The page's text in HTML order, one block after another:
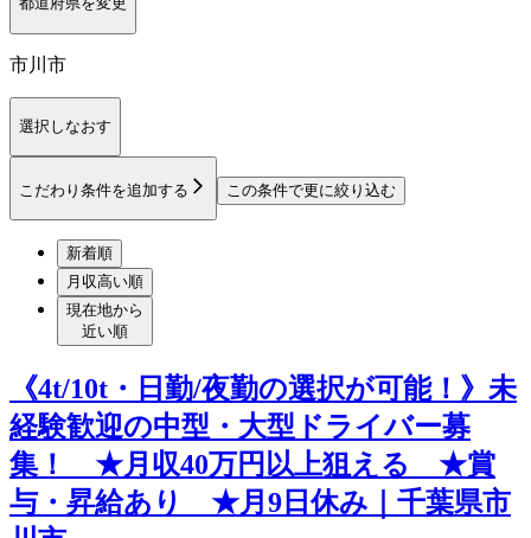
市川市
選択しなおす
こだわり条件を追加する この条件で更に絞り込む
新着順
月収高い順
現在地から
近い順
《4t/10t・日勤/夜勤の選択が可能！》未
経験歓迎の中型・大型ドライバー募
集！ ★月収40万円以上狙える ★賞
与・昇給あり ★月9日休み｜千葉県市